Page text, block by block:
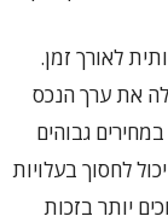
לאורך זמן.
את ערך הנכס
גבוהים
לחסוך בעלויות
יותר בזכות